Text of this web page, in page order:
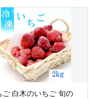
ご 白木のいちご 旬の